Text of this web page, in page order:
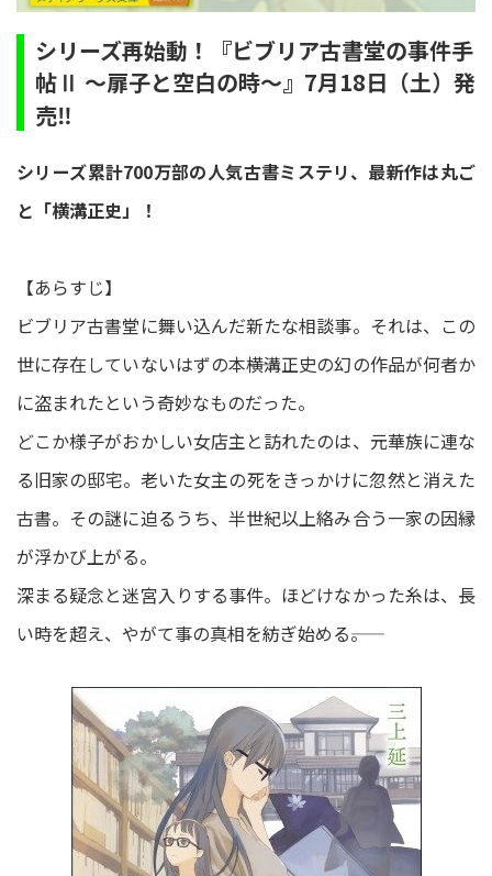
シリーズ再始動！『ビブリア古書堂の事件手
帖Ⅱ ～扉子と空白の時～』7月18日（土）発
売‼
シリーズ累計700万部の人気古書ミステリ、最新作は丸ご
と「横溝正史」！
【あらすじ】
ビブリア古書堂に舞い込んだ新たな相談事。それは、この
世に存在していないはずの本――横溝正史の幻の作品が何者か
に盗まれたという奇妙なものだった。
どこか様子がおかしい女店主と訪れたのは、元華族に連な
る旧家の邸宅。老いた女主の死をきっかけに忽然と消えた
古書。その謎に迫るうち、半世紀以上絡み合う一家の因縁
が浮かび上がる。
深まる疑念と迷宮入りする事件。ほどけなかった糸は、長
い時を超え、やがて事の真相を紡ぎ始める――。